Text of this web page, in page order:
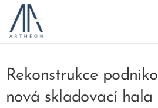
Rekonstrukce
nová skladovací hala